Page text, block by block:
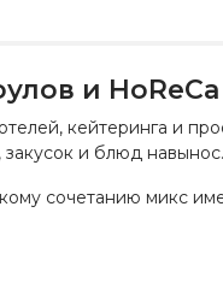
и HoReCa
кейтеринга и
закусок и блюд навынос.
сочетанию микс